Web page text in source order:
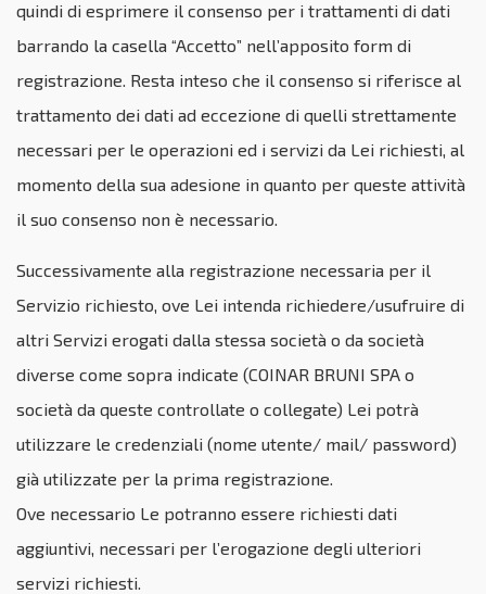
quindi di esprimere il consenso per i trattamenti di dati
barrando la casella “Accetto” nell’apposito form di
registrazione. Resta inteso che il consenso si riferisce al
trattamento dei dati ad eccezione di quelli strettamente
necessari per le operazioni ed i servizi da Lei richiesti, al
momento della sua adesione in quanto per queste attività
il suo consenso non è necessario.
Successivamente alla registrazione necessaria per il
Servizio richiesto, ove Lei intenda richiedere/usufruire di
altri Servizi erogati dalla stessa società o da società
diverse come sopra indicate (COINAR BRUNI SPA o
società da queste controllate o collegate) Lei potrà
utilizzare le credenziali (nome utente/ mail/ password)
già utilizzate per la prima registrazione.
Ove necessario Le potranno essere richiesti dati
aggiuntivi, necessari per l’erogazione degli ulteriori
servizi richiesti.